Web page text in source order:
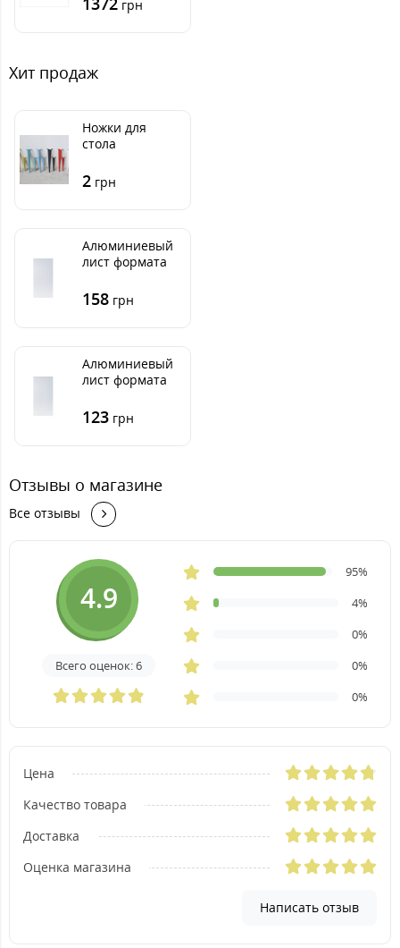
мм размер
грн
Хит продаж
Ножки для
стола
металлические
2грн
Алюминиевый
лист формата
297 мм размер
толщина 1 мм
158грн
Алюминиевый
лист формата
210 мм размер
толщина 1 мм
123грн
Отзывы о магазине
Все отзывы
4.9
Всего оценок: 6
95%
4%
0%
0%
0%
Цена
Качество товара
Доставка
Оценка магазина
Написать отзыв